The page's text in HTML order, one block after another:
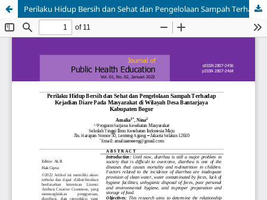
Perilaku Hidup Bersih dan Sehat dan Pengelolaan Sampah Terhadap Kejadian Diare Pada Masyarakat di Wilayah Desa Bantarjaya Kabupaten Bogor